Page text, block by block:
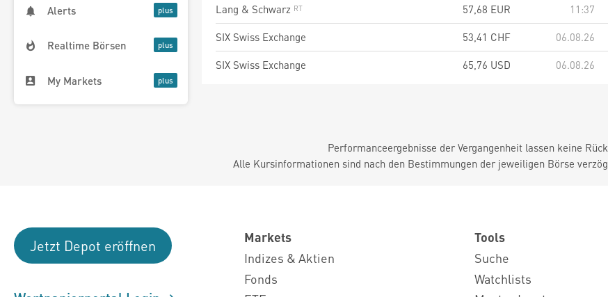
Alerts
Realtime Börsen
My Markets
Lang & Schwarz
57,68 EUR 11:37
SIX Swiss Exchange
53,41 CHF 06.08.26
SIX Swiss Exchange
65,76 USD 06.08.26
Performanceergebnisse der Vergangenheit lassen keine
Alle Kursinformationen sind nach den Bestimmungen der jeweiligen Börse
Jetzt Depot eröffnen
Markets
Indizes & Aktien
Fonds
Tools
Suche
Watchlists